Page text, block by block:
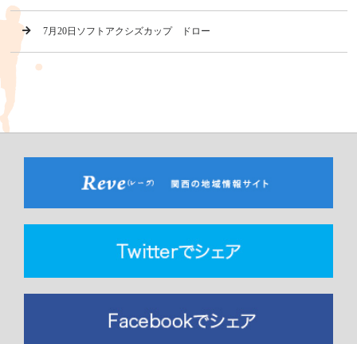
7月20日ソフトアクシズカップ ドロー